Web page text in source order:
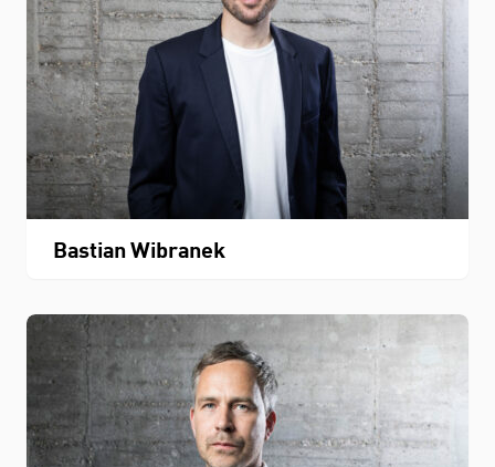
Bastian Wibranek